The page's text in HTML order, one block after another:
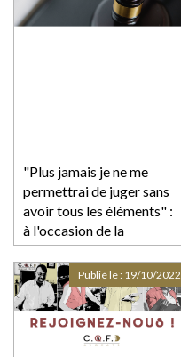
"Plus jamais je ne me
permettrai de juger sans
avoir tous les éléments" :
à l'occasion de la
généralisation des cours
criminelles, des jurés
d'assises racontent leur
expérience
Publié le : 19/10/2022